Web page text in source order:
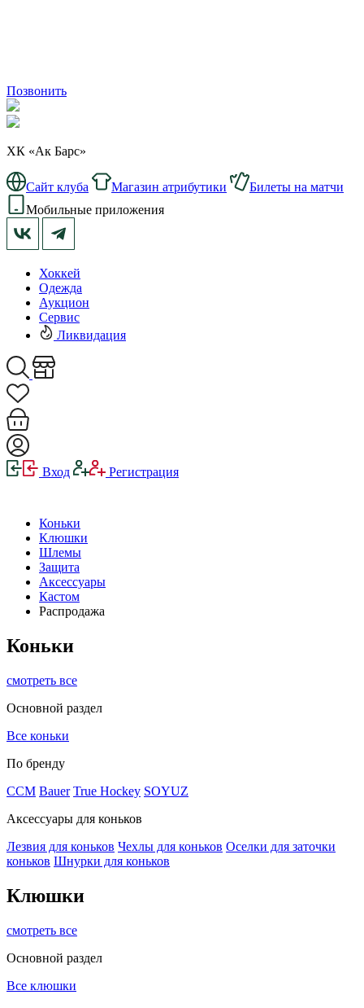
Позвонить
ХК «Ак Барс»
Сайт клуба Магазин атрибутики
Билеты на матчи
Мобильные приложения
Хоккей
Одежда
Аукцион
Сервис
Ликвидация
Вход Регистрация
Коньки
Клюшки
Шлемы
Защита
Аксессуары
Кастом
Распродажа
Коньки
смотреть все
Основной раздел
Все коньки
По бренду
ССМ Bauer True Hockey SOYUZ
Аксессуары для коньков
Лезвия для коньков Чехлы для коньков Оселки для заточки
коньков Шнурки для коньков
Клюшки
смотреть все
Основной раздел
Все клюшки